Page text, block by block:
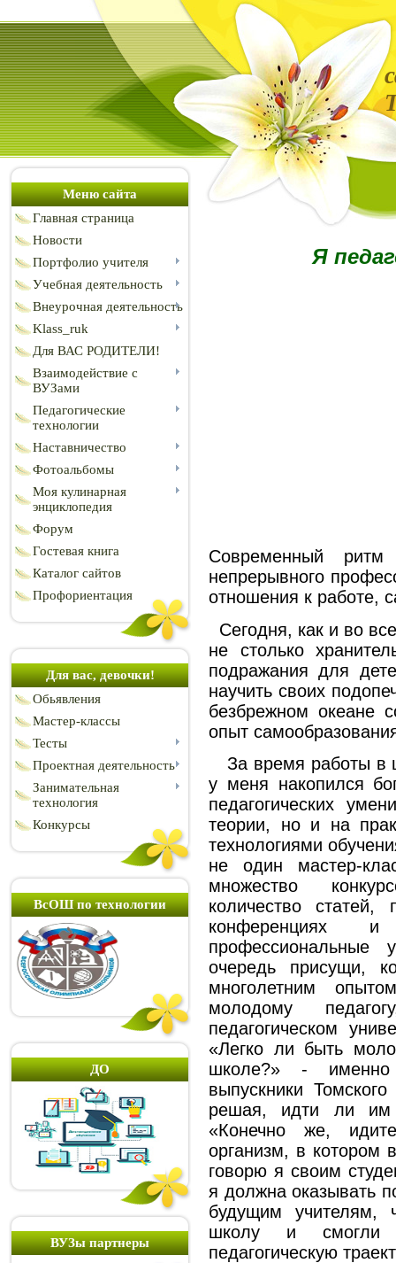
Меню сайта
Главная страница
Новости
Портфолио учителя
Учебная деятельность
Внеурочная деятельность
Klass_ruk
Для ВАС РОДИТЕЛИ!
Взаимодействие с
ВУЗами
Педагогические
технологии
Наставничество
Фотоальбомы
Моя кулинарная
энциклопедия
Форум
Гостевая книга
Каталог сайтов
Профориентация
Для вас, девочки!
Обьявления
Мастер-классы
Тесты
Проектная деятельность
Занимательная
технология
Конкурсы
ВсОШ по технологии
ДО
ВУЗы партнеры
Я
Современный
непрерывного
отношения к работе,
Сегодня, как и во
не столько
подражания для
научить своих
безбрежном океане
опыт
За время работы в
у меня накопился
педагогических
теории, но и на
технологиями
не один мастер-
множество
количество
конференциях
очередь присущи,
многолетним
молодому
педагогическом
«Легко ли быть
школе?» -
выпускники Томского
решая, идти ли им
«Конечно же,
организм, в котором
говорю я своим
я должна оказывать
будущим учителям,
школу и смогли
педагогическую